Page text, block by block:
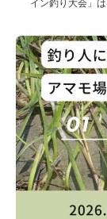
イン釣り大会」